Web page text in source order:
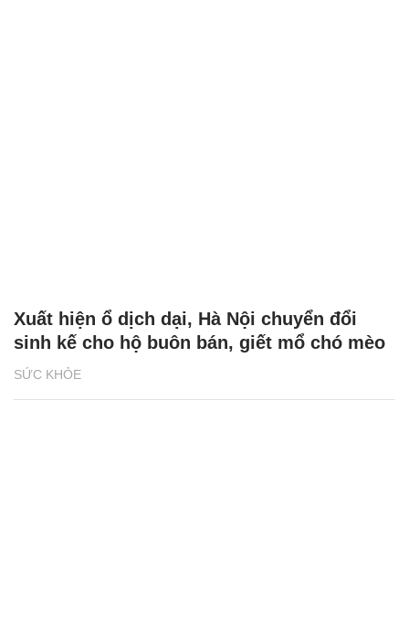
SỨC KHỎE
Xuất hiện ổ dịch dại, Hà Nội chuyển đổi
sinh kế cho hộ buôn bán, giết mổ chó mèo